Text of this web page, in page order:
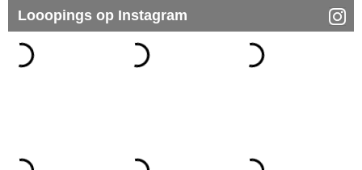
Looopings op Instagram